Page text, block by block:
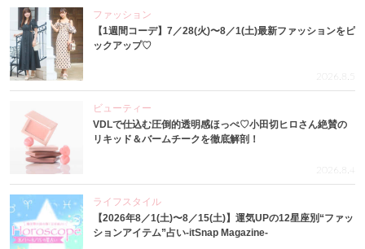
ファッション
【1週間コーデ】7／28(火)〜8／1(土)最新ファッションをピ
ックアップ♡
2026.8.5
ビューティー
VDLで仕込む圧倒的透明感ほっぺ♡小田切ヒロさん絶賛の
リキッド＆バームチークを徹底解剖！
2026.8.4
ライフスタイル
【2026年8／1(土)〜8／15(土)】運気UPの12星座別“ファッ
ションアイテム”占い-itSnap Magazine-